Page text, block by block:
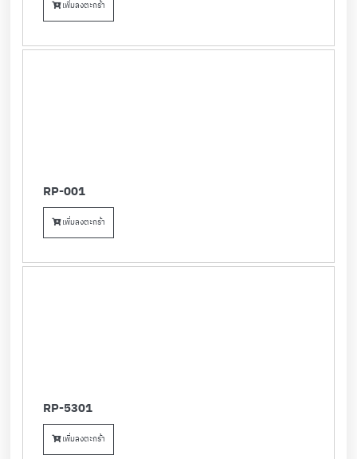
เพิ่มลงตะกร้า
RP-001
เพิ่มลงตะกร้า
RP-5301
เพิ่มลงตะกร้า